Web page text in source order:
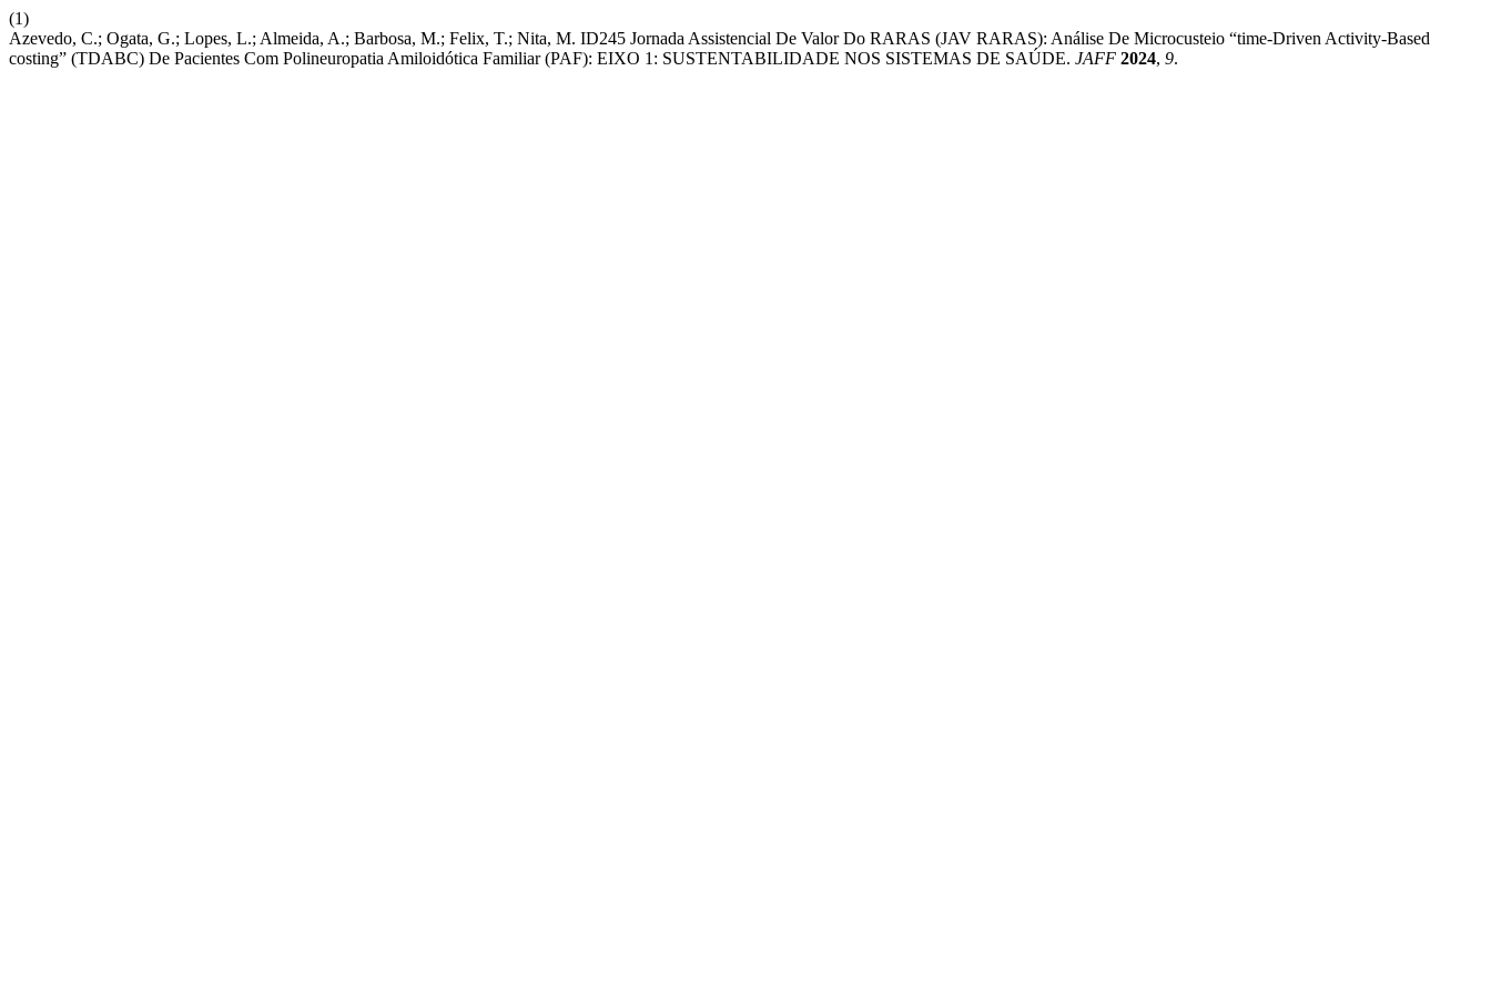
(1)
Azevedo, C.; Ogata, G.; Lopes, L.; Almeida, A.; Barbosa, M.; Felix, T.; Nita, M. ID245 Jornada Assistencial De Valor Do RARAS (JAV RARAS): Análise De Microcusteio “time-Driven Activity-Based
costing” (TDABC) De Pacientes Com Polineuropatia Amiloidótica Familiar (PAF): EIXO 1: SUSTENTABILIDADE NOS SISTEMAS DE SAÚDE. JAFF 2024, 9.